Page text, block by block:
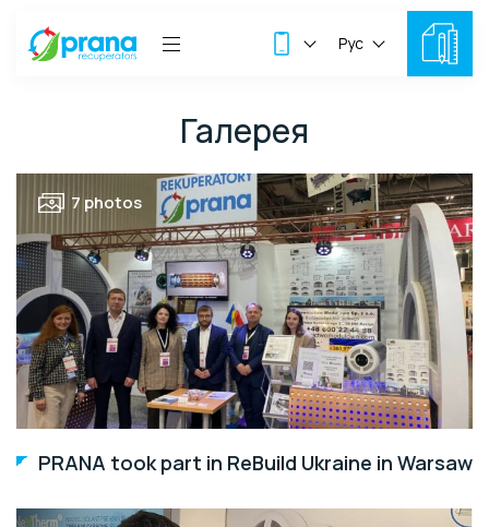
Рус
Галерея
7 photos
PRANA took part in ReBuild Ukraine in Warsaw